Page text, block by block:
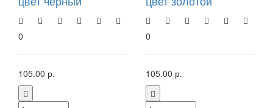
0
105.00 р.
0
105.00 р.